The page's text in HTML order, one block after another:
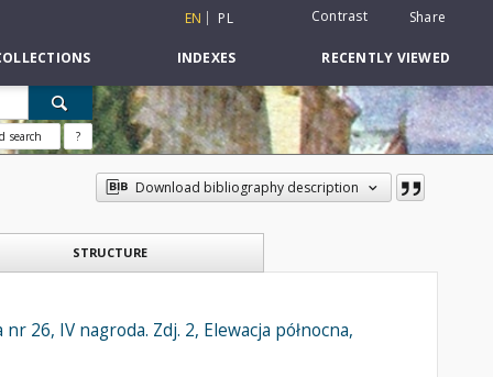
EN PL Contrast Share
INDEXES RECENTLY VIEWED
search ?
Download bibliography description
STRUCTURE
26, IV nagroda. Zdj. 2, Elewacja północna,